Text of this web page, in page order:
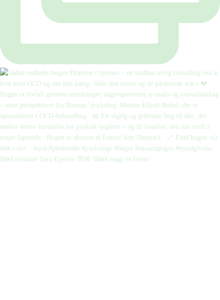
Mød forfatter Sara Ejersbo 👋🏼 Mørk magi er første